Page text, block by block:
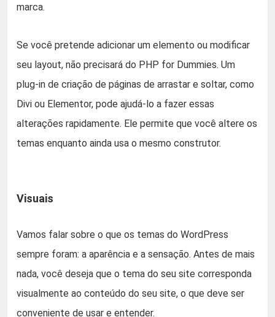
marca.
Se você pretende adicionar um elemento ou modificar
seu layout, não precisará do PHP for Dummies. Um
plug-in de criação de páginas de arrastar e soltar, como
Divi ou Elementor, pode ajudá-lo a fazer essas
alterações rapidamente. Ele permite que você altere os
temas enquanto ainda usa o mesmo construtor.
Visuais
Vamos falar sobre o que os temas do WordPress
sempre foram: a aparência e a sensação. Antes de mais
nada, você deseja que o tema do seu site corresponda
visualmente ao conteúdo do seu site, o que deve ser
conveniente de usar e entender.